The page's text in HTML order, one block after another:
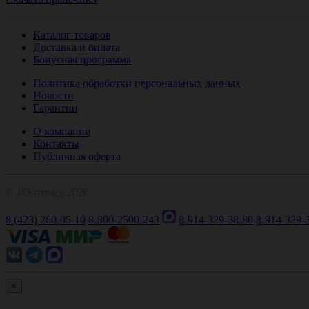
Каталог товаров
Доставка и оплата
Бонусная программа
Политика обработки персональных данных
Новости
Гарантии
О компании
Контакты
Публичная оферта
8 (423) 260-05-10 8-800-2500-243 8-914-329-38-80 8-914-329-
×